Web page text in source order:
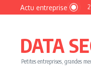
Aller au contenu
Actu entreprise
: une base de 16 272
DATA
Petites entreprises, grandes